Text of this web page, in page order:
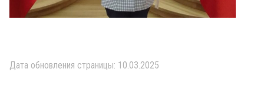
Дата обновления страницы: 10.03.2025